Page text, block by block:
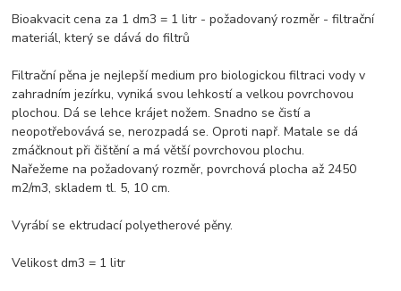
Bioakvacit cena za 1 dm3 = 1 litr - požadovaný rozměr - filtrační
materiál, který se dává do filtrů
Filtrační pěna je nejlepší medium pro biologickou filtraci vody v
zahradním jezírku, vyniká svou lehkostí a velkou povrchovou
plochou. Dá se lehce krájet nožem. Snadno se čistí a
neopotřebovává se, nerozpadá se. Oproti např. Matale se dá
zmáčknout při čištění a má větší povrchovou plochu.
Nařežeme na požadovaný rozměr, povrchová plocha až 2450
m2/m3, skladem tl. 5, 10 cm.
Vyrábí se ektrudací polyetherové pěny.
Velikost dm3 = 1 litr